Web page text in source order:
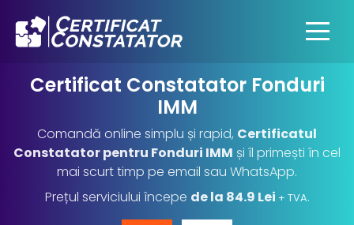
Certificat Constatator Fonduri
IMM
Comandă online simplu și rapid, Certificatul
Constatator pentru Fonduri IMM și îl primești în cel
mai scurt timp pe email sau WhatsApp.
Prețul serviciului începe de la 84.9 Lei + TVA.